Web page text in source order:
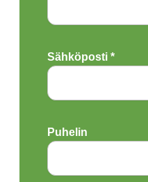
Sähköposti *
Puhelin